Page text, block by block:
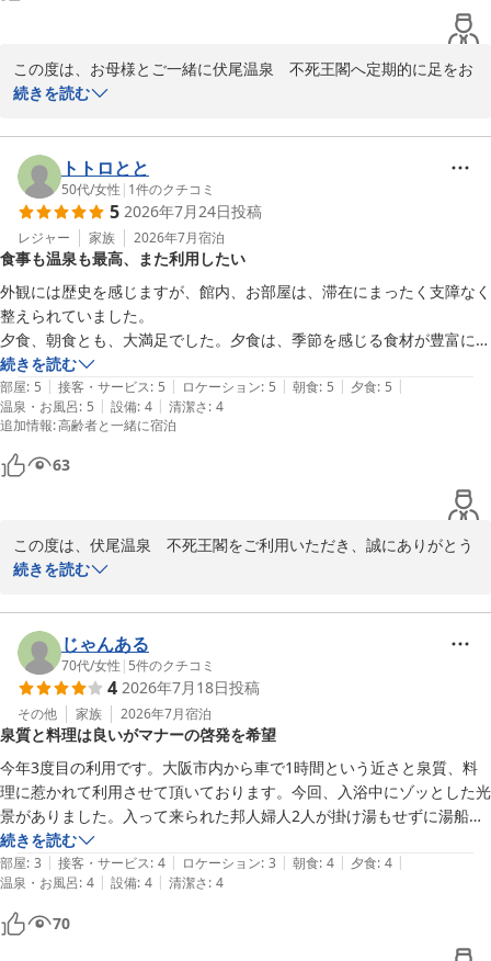
この度は、お母様とご一緒に伏尾温泉　不死王閣へ定期的に足をお
運びいただき、誠にありがとうございます。
大阪市内から車で30分という立地ながら、日常を離れて旅行気分を
味わっていただけているとのこと、大変嬉しく存じます。
また、当館のコース料理や朝食バイキングにつきましても、お母様
とご一緒にお楽しみいただけているようで何よりでございます。お
料理に関してお褒めの言葉をいただき、調理スタッフも大変励みに
なります。
これからも、お母様とごゆっくりとお寛ぎいただける空間とサービ
スをご提供できるよう努めてまいります。
今後も皆様に喜んでいただけるよう、より一層精進してまいります
ので、またのお越しをスタッフ一同心よりお待ちしております。
今後とも、どうぞよろしくお願い申し上げます。
伏尾温泉 不死王閣
続きを読む
トトロとと
50代/女性 | 1件のクチコミ
5 2026年7月24日投稿
レジャー 家族 2026年7月宿泊
食事も温泉も最高、また利用したい
外観には歴史を感じますが、館内、お部屋は、滞在にまったく支障なく
整えられていました。
夕食、朝食とも、大満足でした。夕食は、季節を感じる食材が豊富に取
り入れられており、前菜からデザートまで、どれもしっかりおいしかっ
たです。朝食は、チキンラーメンやできたておにぎりがあったり、朝か
らおなかいっぱいいただきました。
大浴場はとても開放感があり、露天風呂がほんとうに気持ちよかったで
す。木々の緑に癒されました。
またぜひ、宿泊させて頂きたく思います。ありがとうございました‼︎
続きを読む
部屋: 5 | 接客・サービス: 5 | ロケーション: 5 | 朝食: 5 | 夕食: 5 |
温泉・お風呂: 5 | 設備: 4 | 清潔さ: 4
追加情報:高齢者と一緒に宿泊
63
この度は、伏尾温泉　不死王閣をご利用いただき、誠にありがとう
ございます。
き重ねて御礼申し上げます。
当館の歴史ある外観に驚かれたかと存じますが、館内やお部屋にて
快適にお過ごしいただけたご様子を伺い、大変嬉しく存じます。
お食事につきましても、夕食の季節料理や、朝食のチキンラーメ
ン、できたてのおにぎりまでご満足いただけたとのこと、調理スタ
ッフをはじめ一同大変励みになります。
また、開放感のある露天風呂で、木々の緑とともにリフレッシュし
ていただけたようで何よりでございます。
お客様の「またぜひ宿泊したい」というお言葉は、私どもにとって
一番の喜びです。
次回お越しの際も、心から寛いでいただける空間をご提供できるよ
続きを読む
じゃんある
70代/女性 | 5件のクチコミ
4 2026年7月18日投稿
その他 家族 2026年7月宿泊
泉質と料理は良いがマナーの啓発を希望
今年3度目の利用です。大阪市内から車で1時間という近さと泉質、料
理に惹かれて利用させて頂いております。今回、入浴中にゾッとした光
景がありました。入って来られた邦人婦人2人が掛け湯もせずに湯船に
入りました。温浴施設には海外の旅行者向けに「正しい温泉の入り方」
などの掲示を見かけますが不死王閣さんには掲示されていたかは分かり
ません。
続きを読む
部屋: 3 | 接客・サービス: 4 | ロケーション: 3 | 朝食: 4 | 夕食: 4 |
温泉・お風呂: 4 | 設備: 4 | 清潔さ: 4
70